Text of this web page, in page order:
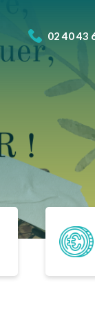
02 40 43